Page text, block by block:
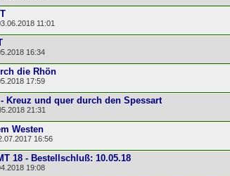
11:01
16:34
die Rhön
17:59
Kreuz und quer durch den Spessart
21:31
Westen
16:56
18 - Bestellschluß: 10.05.18
19:08